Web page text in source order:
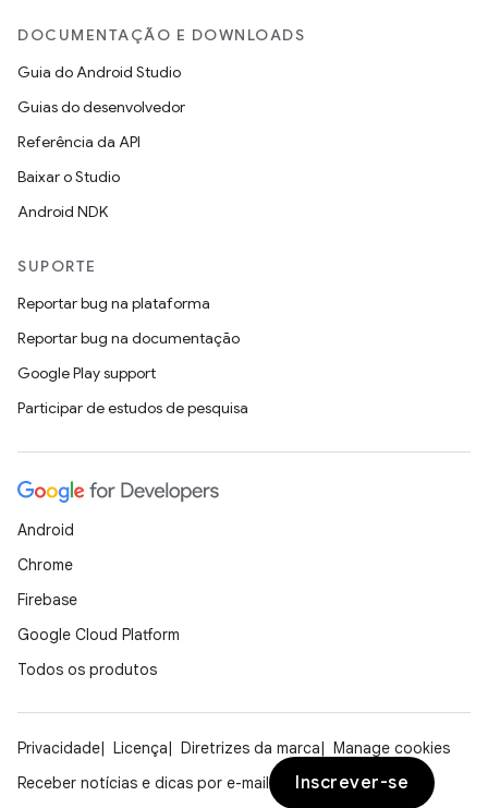
DOCUMENTAÇÃO E DOWNLOADS
Guia do Android Studio
Guias do desenvolvedor
Referência da API
Baixar o Studio
Android NDK
SUPORTE
Reportar bug na plataforma
Reportar bug na documentação
Google Play support
Participar de estudos de pesquisa
Android
Chrome
Firebase
Google Cloud Platform
Todos os produtos
Privacidade Licença Diretrizes da marca
Manage cookies
Receber notícias e dicas por e-mail
Inscrever-se